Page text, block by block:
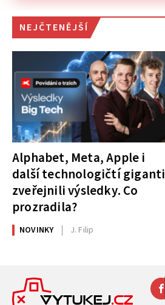
NEJČTENĚJŠÍ
Alphabet, Meta, Apple i
další technologičtí giganti
zveřejnili výsledky. Co
prozradila?
NOVINKY J. Filip